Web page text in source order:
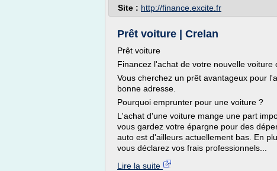
Site : http://finance.excite.fr
Prêt voiture | Crelan
Prêt voiture
Financez l'achat de votre nouvelle voiture
Vous cherchez un prêt avantageux pour
bonne adresse.
Pourquoi emprunter pour une voiture ?
L'achat d'une voiture mange une part
vous gardez votre épargne pour des
auto est d'ailleurs actuellement bas. En
vous déclarez vos frais professionnels...
Lire la suite